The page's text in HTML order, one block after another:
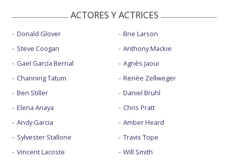
ACTORES Y ACTRICES
Donald Glover
Steve Coogan
Gael García Bernal
Channing Tatum
Ben Stiller
Elena Anaya
Andy Garcia
Sylvester Stallone
Vincent Lacoste
Brie Larson
Anthony Mackie
Agnès Jaoui
Renée Zellweger
Daniel Brühl
Chris Pratt
Amber Heard
Travis Tope
Will Smith